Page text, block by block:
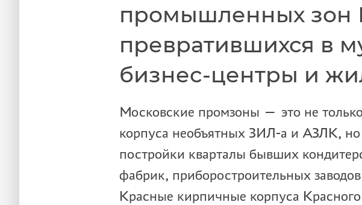
промышленных зон
превратившихся в
бизнес-центры и
Московские промзоны — это не
корпуса необъятных ЗИЛ-а и АЗЛК,
постройки кварталы бывших
фабрик, приборостроительных
Красные кирпичные корпуса